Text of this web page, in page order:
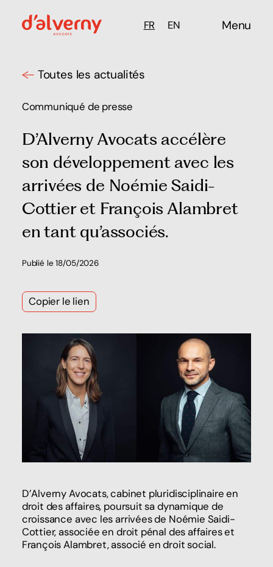
FR EN Menu
Toutes les actualités
Communiqué de presse
D’Alverny Avocats accélère
son développement avec les
arrivées de Noémie Saidi-
Cottier et François Alambret
en tant qu’associés.
Publié le 18/05/2026
Copier le lien
D’Alverny Avocats, cabinet pluridisciplinaire en
droit des affaires, poursuit sa dynamique de
croissance avec les arrivées de Noémie Saidi-
Cottier, associée en droit pénal des affaires et
François Alambret, associé en droit social.